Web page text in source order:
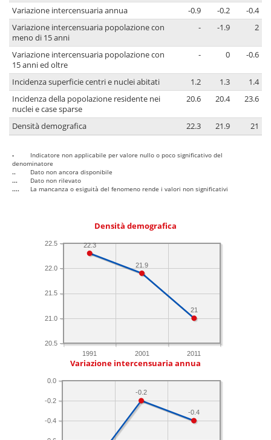
Variazione intercensuaria annua
-0.9 -0.2
-0.4
Variazione intercensuaria popolazione con
meno di 15 anni
- -1.9 2
Variazione intercensuaria popolazione con
15 anni ed oltre
- 0 -0.6
Incidenza superficie centri e nuclei abitati 1.2 1.3
1.4
Incidenza della popolazione residente nei
nuclei e case sparse
20.6 20.4 23.6
Densità demografica 22.3 21.9 21
-
Indicatore non applicabile per valore nullo o poco significativo del
denominatore
..
Dato non ancora disponibile
...
Dato non rilevato
....
La mancanza o esiguità del fenomeno rende i valori non significativi
Densità demografica
1991 2001 2011
20.5
21.0
21.5
22.0
22.5
21
21.9
22.3
Variazione intercensuaria annua
-0.4
-0.2
0.0
-0.4
-0.2